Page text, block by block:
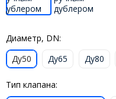
Диаметр, DN:
Ду50
Ду65 Ду80
Тип клапана: